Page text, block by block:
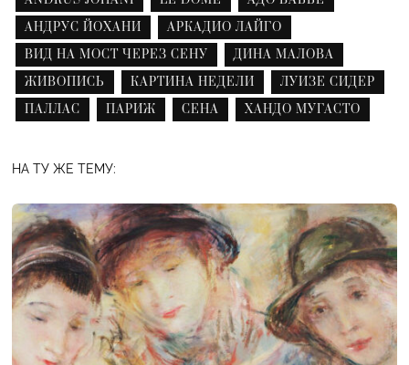
АНДРУС ЙОХАНИ
АРКАДИО ЛАЙГО
ВИД НА МОСТ ЧЕРЕЗ СЕНУ
ДИНА МАЛОВА
ЖИВОПИСЬ
КАРТИНА НЕДЕЛИ
ЛУИЗЕ СИДЕР
ПАЛЛАС
ПАРИЖ СЕНА ХАНДО МУГАСТО
НА ТУ ЖЕ ТЕМУ: